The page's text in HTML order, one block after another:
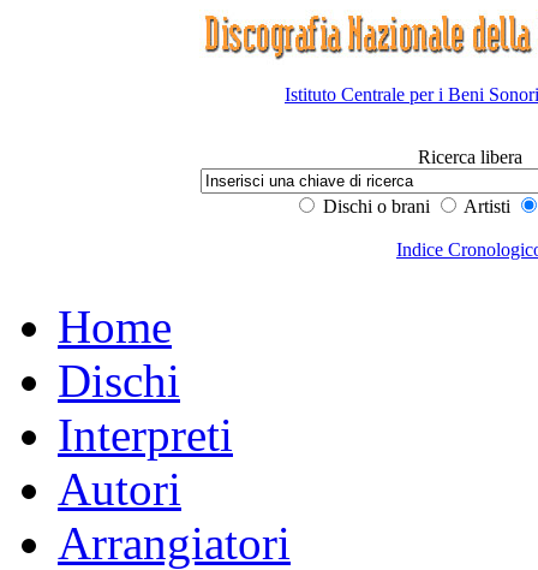
Istituto Centrale per i Beni
Ricerca libera
Dischi o brani Artisti
Indice
Home
Dischi
Interpreti
Autori
Arrangiatori